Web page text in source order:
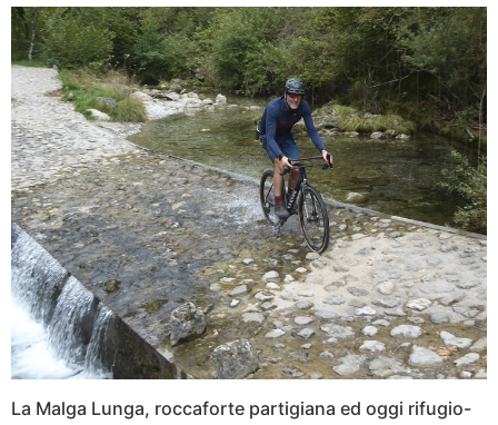
La Malga Lunga, roccaforte partigiana ed oggi rifugio-